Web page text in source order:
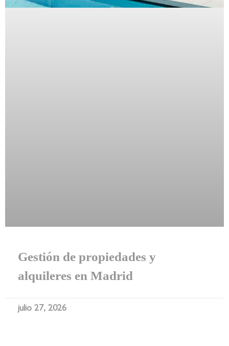
Gestión de propiedades y
alquileres en Madrid
julio 27, 2026